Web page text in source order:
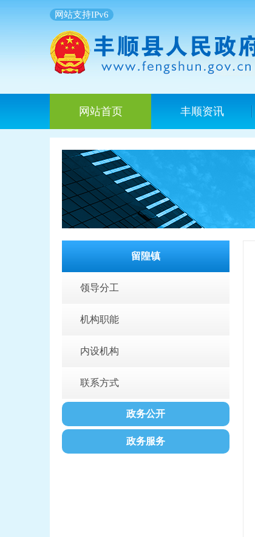
网站支持IPv6
网站首页 丰顺资讯
留隍镇
领导分工
机构职能
内设机构
联系方式
政务公开
政务服务